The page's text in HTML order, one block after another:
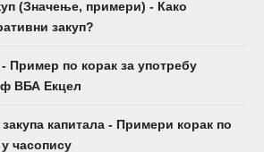
(Значење, примери) - Како
закуп?
по корак за употребу
ВБА Екцел
капитала - Примери корак по
часопису